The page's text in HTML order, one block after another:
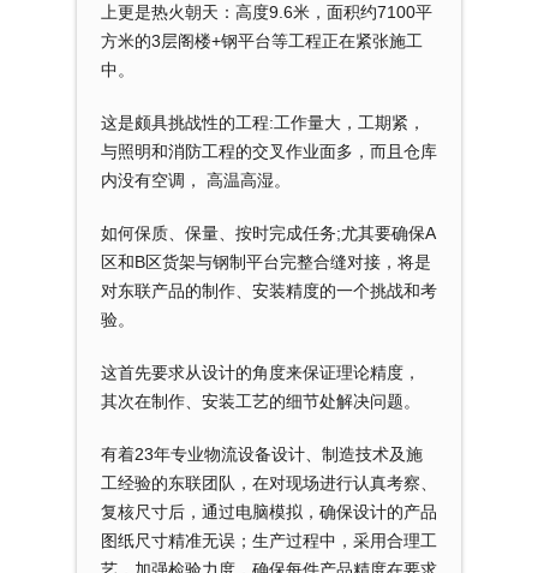
上更是热火朝天：高度9.6米，面积约7100平
方米的3层阁楼+钢平台等工程正在紧张施工
中。
这是颇具挑战性的工程:工作量大，工期紧，
与照明和消防工程的交叉作业面多，而且仓库
内没有空调， 高温高湿。
如何保质、保量、按时完成任务;尤其要确保A
区和B区货架与钢制平台完整合缝对接，将是
对东联产品的制作、安装精度的一个挑战和考
验。
这首先要求从设计的角度来保证理论精度，
其次在制作、安装工艺的细节处解决问题。
有着23年专业物流设备设计、制造技术及施
工经验的东联团队，在对现场进行认真考察、
复核尺寸后，通过电脑模拟，确保设计的产品
图纸尺寸精准无误；生产过程中，采用合理工
艺，加强检验力度，确保每件产品精度在要求